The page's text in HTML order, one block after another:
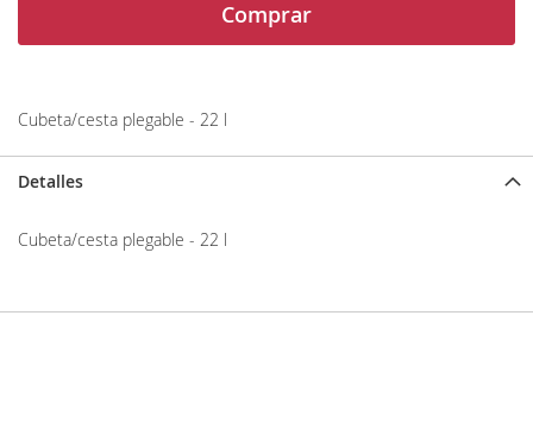
Comprar
Cubeta/cesta plegable - 22 l
Detalles
Cubeta/cesta plegable - 22 l